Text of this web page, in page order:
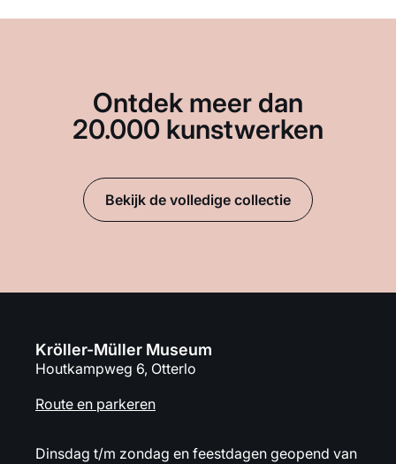
Ontdek meer dan
20.000 kunstwerken
Bekijk de volledige collectie
Kröller-Müller Museum
Houtkampweg 6, Otterlo
Route en parkeren
Dinsdag t/m zondag en feestdagen geopend van